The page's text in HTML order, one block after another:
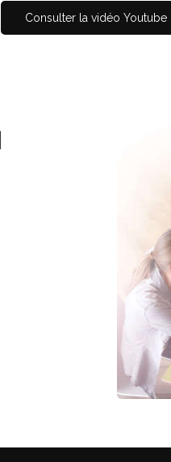
Consulter la vidéo Youtube